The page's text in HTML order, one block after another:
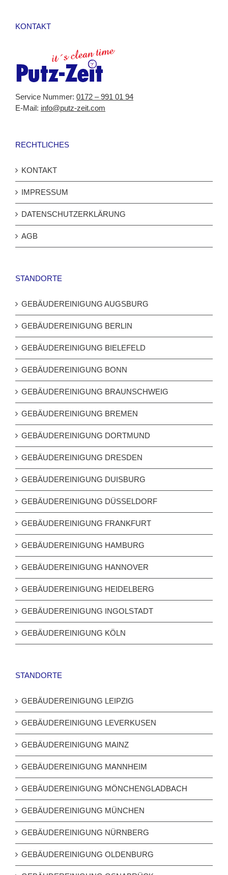
KONTAKT
Service Nummer: 0172 – 991 01 94
E-Mail: info@putz-zeit.com
RECHTLICHES
KONTAKT
IMPRESSUM
DATENSCHUTZERKLÄRUNG
AGB
STANDORTE
GEBÄUDEREINIGUNG AUGSBURG
GEBÄUDEREINIGUNG BERLIN
GEBÄUDEREINIGUNG BIELEFELD
GEBÄUDEREINIGUNG BONN
GEBÄUDEREINIGUNG BRAUNSCHWEIG
GEBÄUDEREINIGUNG BREMEN
GEBÄUDEREINIGUNG DORTMUND
GEBÄUDEREINIGUNG DRESDEN
GEBÄUDEREINIGUNG DUISBURG
GEBÄUDEREINIGUNG DÜSSELDORF
GEBÄUDEREINIGUNG FRANKFURT
GEBÄUDEREINIGUNG HAMBURG
GEBÄUDEREINIGUNG HANNOVER
GEBÄUDEREINIGUNG HEIDELBERG
GEBÄUDEREINIGUNG INGOLSTADT
GEBÄUDEREINIGUNG KÖLN
STANDORTE
GEBÄUDEREINIGUNG LEIPZIG
GEBÄUDEREINIGUNG LEVERKUSEN
GEBÄUDEREINIGUNG MAINZ
GEBÄUDEREINIGUNG MANNHEIM
GEBÄUDEREINIGUNG MÖNCHENGLADBACH
GEBÄUDEREINIGUNG MÜNCHEN
GEBÄUDEREINIGUNG NÜRNBERG
GEBÄUDEREINIGUNG OLDENBURG